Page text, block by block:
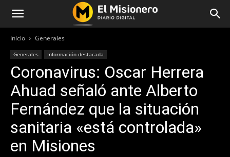
Inicio Generales
Generales Información destacada
Coronavirus: Oscar Herrera
Ahuad señaló ante Alberto
Fernández que la situación
sanitaria «está controlada»
en Misiones